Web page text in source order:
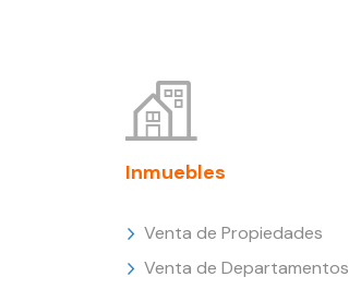
Inmuebles
Venta de Propiedades
Venta de Departamentos